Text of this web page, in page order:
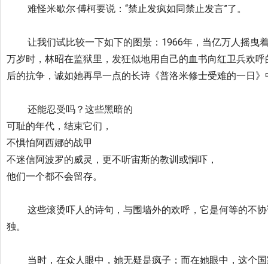
难怪米歇尔·傅柯要说：“禁止发疯如同禁止发言”了。
让我们试比较一下如下的图景：1966年，当亿万人摇曳
万岁时， 林昭在监狱里，发狂似地用自己的血书向红卫兵欢呼
后的抗争， 诚如她再早一点的长诗《普洛米修士受难的一日》
还能忍受吗？这些黑暗的
可耻的年代，结束它们，
不惧怕阿西娜的战甲
不迷信阿波罗的威灵，更不听宙斯的教训或恫吓，
他们一个都不会留存。
这些滚烫吓人的诗句，与围墙外的欢呼，它是何等的不
独。
当时，在众人眼中，她无疑是疯子；而在她眼中，这个